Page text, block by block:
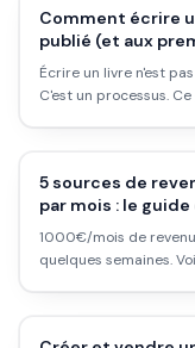
Comment écrire
publié (et aux
Écrire un livre n'est
C'est un processus.
5 sources de
par mois : le
1000€/mois de
quelques semaines.